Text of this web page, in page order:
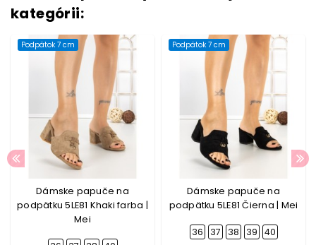
kategórii:
Podpätok 7 cm
Dámske papuče na
podpätku 5LE81 Khaki farba |
Mei
Podpätok 7 cm
Dámske papuče na
podpätku 5LE81 Čierna | Mei
36 37 38 39 40